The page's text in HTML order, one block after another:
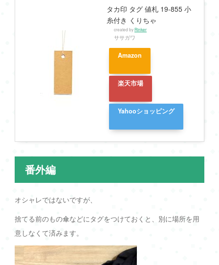
タカ印 タグ 値札 19-855 小
糸付き くりちゃ
created byRinker
ササガワ
Amazon
楽天市場
Yahooショッピング
番外編
オシャレではないですが、
捨てる前のもの傘などにタグをつけておくと、別に場所を用
意しなくて済みます。